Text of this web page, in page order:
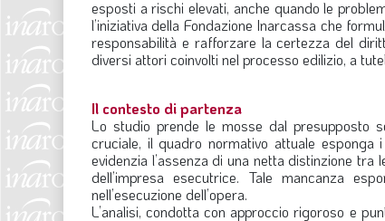
esposti a rischi elevati, anche quando le
l’iniziativa della Fondazione Inarcassa che
responsabilità e rafforzare la certezza del
diversi attori coinvolti nel processo edilizio, a
Il contesto di partenza
Lo studio prende le mosse dal presupposto
cruciale, il quadro normativo attuale
evidenzia l’assenza di una netta distinzione
dell’impresa esecutrice. Tale mancanza
nell’esecuzione dell’opera.
L’analisi, condotta con approccio rigoroso e